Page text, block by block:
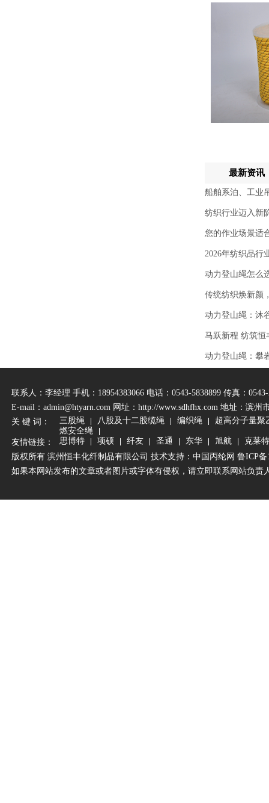
最新资讯
船舶系泊、工业
纺织行业迈入新
您的作业场景适
2026年纺织品行
动力登山绳怎么
传统纺织焕新颜
动力登山绳：沐
马跃新程 纺筑
动力登山绳：攀
联系人：李经理 手机：18954383066 电话：0543-5838899 传真：0543-
E-mail：admin@htyarn.com 网址： http://www.sdhfhx.com 地址：滨州
关 键 词：
三股绳 八股及十二股缆绳 编织绳
超高分子量聚
燃安全绳
友情链接：
思博特 项硕 纤友 圣通 东华 旭航
克莱特
版权所有 滨州恒丰化纤制品有限公司 技术支持： 中国丙纶网 鲁ICP备
如果本网站发布的文章或者图片或字体有侵权，请立即联系网站负责